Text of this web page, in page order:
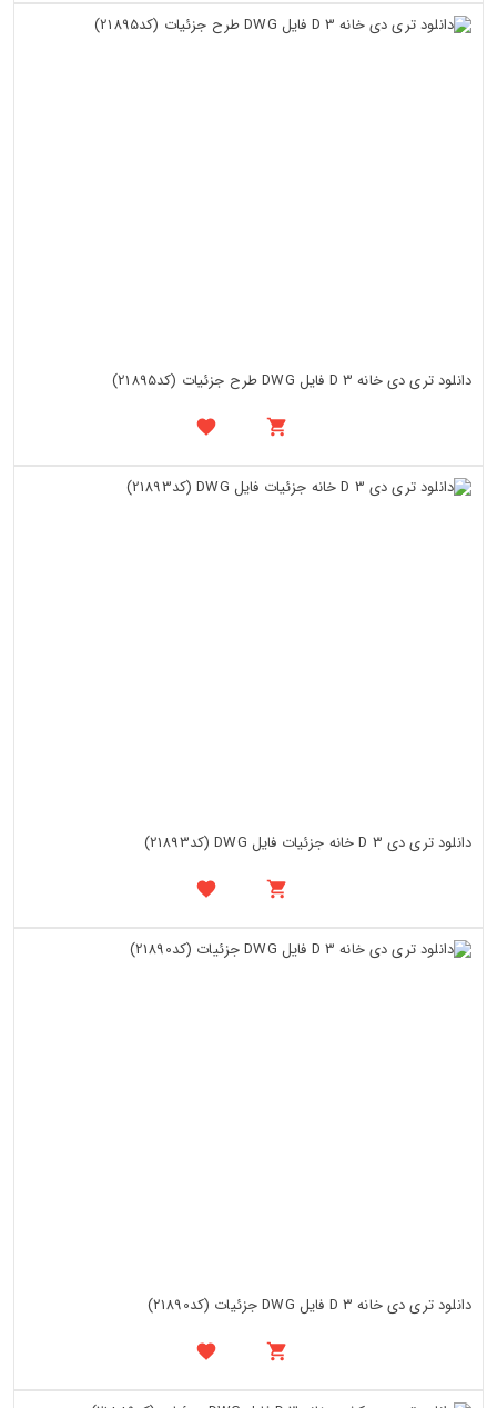
دانلود تری دی خانه 3 D فایل DWG طرح جزئیات (کد21895)
دانلود تری دی 3 D خانه جزئیات فایل DWG (کد21893)
دانلود تری دی خانه 3 D فایل DWG جزئیات (کد21890)